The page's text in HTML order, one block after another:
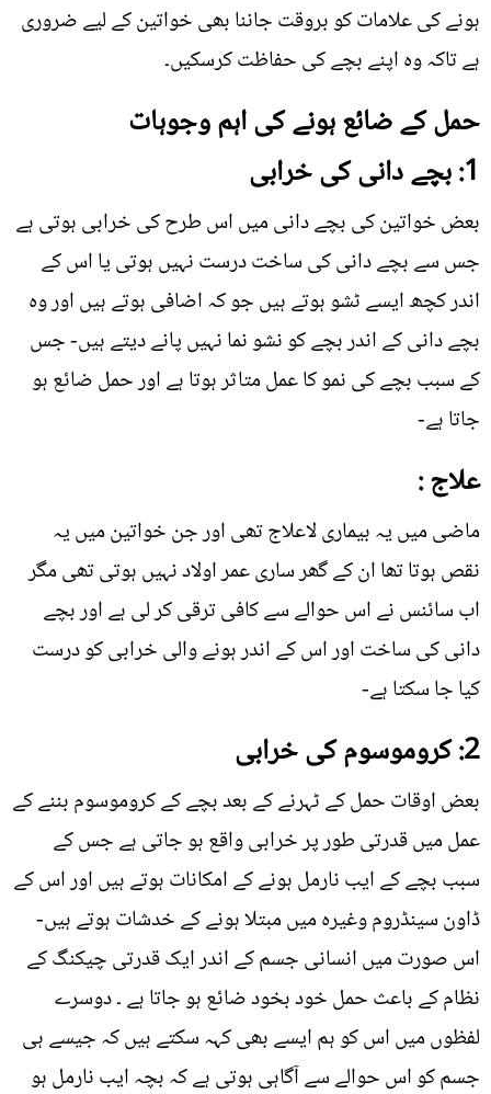
ہونے کی علامات کو بروقت جاننا بھی خواتین کے لیے ضروری
ہے تاکہ وہ اپنے بچے کی حفاظت کرسکیں۔
حمل کے ضائع ہونے کی اہم وجوہات
1: بچے دانی کی خرابی
بعض خواتین کی بچے دانی میں اس طرح کی خرابی ہوتی ہے
جس سے بچے دانی کی ساخت درست نہیں ہوتی یا اس کے
اندر کچھ ایسے ٹشو ہوتے ہیں جو کہ اضافی ہوتے ہیں اور وہ
بچے دانی کے اندر بچے کو نشو نما نہیں پانے دیتے ہیں- جس
کے سبب بچے کی نمو کا عمل متاثر ہوتا ہے اور حمل ضائع ہو
جاتا ہے-
علاج :
ماضی میں یہ بیماری لاعلاج تھی اور جن خواتین میں یہ
نقص ہوتا تھا ان کے گھر ساری عمر اولاد نہیں ہوتی تھی مگر
اب سائنس نے اس حوالے سے کافی ترقی کر لی ہے اور بچے
دانی کی ساخت اور اس کے اندر ہونے والی خرابی کو درست
کیا جا سکتا ہے-
2: کروموسوم کی خرابی
بعض اوقات حمل کے ٹہرنے کے بعد بچے کے کروموسوم بننے کے
عمل میں قدرتی طور پر خرابی واقع ہو جاتی ہے جس کے
سبب بچے کے ایب نارمل ہونے کے امکانات ہوتے ہیں اور اس کے
ڈاون سینڈروم وغیرہ میں مبتلا ہونے کے خدشات ہوتے ہیں-
اس صورت میں انسانی جسم کے اندر ایک قدرتی چیکنگ کے
نظام کے باعث حمل خود بخود ضائع ہو جاتا ہے ۔ دوسرے
لفظوں میں اس کو ہم ایسے بھی کہہ سکتے ہیں کہ جیسے ہی
جسم کو اس حوالے سے آگاہی ہوتی ہے کہ بچہ ایب نارمل ہو